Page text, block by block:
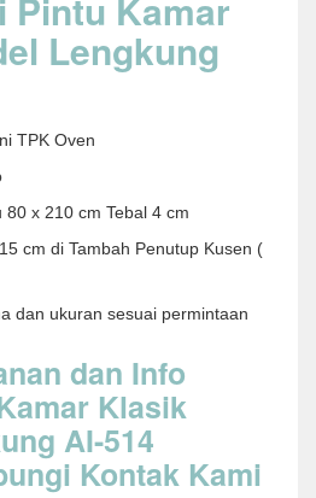
Pintu Kamar
Lengkung
TPK Oven
80 x 210 cm Tebal 4 cm
cm di Tambah Penutup Kusen (
dan ukuran sesuai permintaan
dan Info
Klasik
AI-514
Kontak Kami